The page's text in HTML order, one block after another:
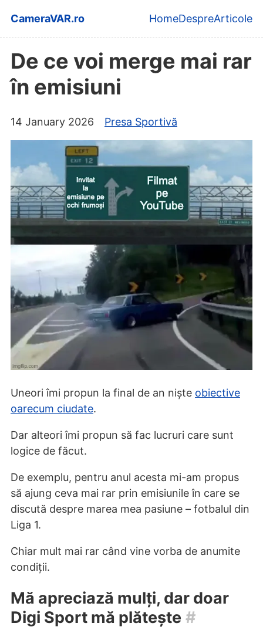
Skip to main content
CameraVAR.ro
Top level
HomeDespreArticole
De ce voi merge mai rar
în emisiuni
14 January 2026 Presa Sportivă
Uneori îmi propun la final de an niște obiective
oarecum ciudate.
Dar alteori îmi propun să fac lucruri care sunt
logice de făcut.
De exemplu, pentru anul acesta mi-am propus
să ajung ceva mai rar prin emisiunile în care se
discută despre marea mea pasiune – fotbalul din
Liga 1.
Chiar mult mai rar când vine vorba de anumite
condiții.
Mă apreciază mulți, dar doar
Digi Sport mă plătește #